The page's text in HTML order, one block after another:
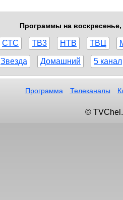
Программы на воскресенье,
СТС ТВ3 НТВ ТВЦ
Звезда Домашний 5 канал
Программа Телеканалы
©